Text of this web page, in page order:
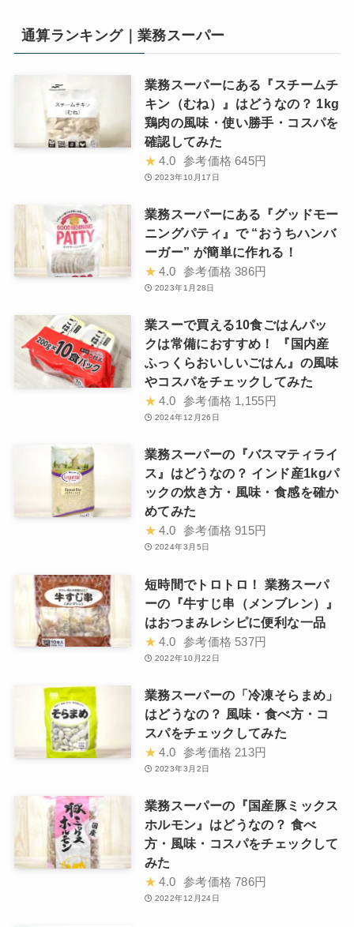
通算ランキング｜業務スーパー
業務スーパーにある『スチームチ
キン（むね）』はどうなの？ 1kg
鶏肉の風味・使い勝手・コスパを
確認してみた
★ 4.0 参考価格 645円
2023年10月17日
業務スーパーにある『グッドモー
ニングパティ』で “おうちハンバ
ーガー” が簡単に作れる！
★ 4.0 参考価格 386円
2023年1月28日
業スーで買える10食ごはんパッ
クは常備におすすめ！ 『国内産
ふっくらおいしいごはん』の風味
やコスパをチェックしてみた
★ 4.0 参考価格 1,155円
2024年12月26日
業務スーパーの『バスマティライ
ス』はどうなの？ インド産1kgパ
ックの炊き方・風味・食感を確か
めてみた
★ 4.0 参考価格 915円
2024年3月5日
短時間でトロトロ！ 業務スーパ
ーの『牛すじ串（メンブレン）』
はおつまみレシピに便利な一品
★ 4.0 参考価格 537円
2022年10月22日
業務スーパーの「冷凍そらまめ」
はどうなの？ 風味・食べ方・コ
スパをチェックしてみた
★ 4.0 参考価格 213円
2023年3月2日
業務スーパーの『国産豚ミックス
ホルモン』はどうなの？ 食べ
方・風味・コスパをチェックして
みた
★ 4.0 参考価格 786円
2022年12月24日